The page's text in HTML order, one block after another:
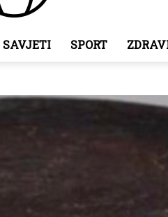
SAVJETI SPORT